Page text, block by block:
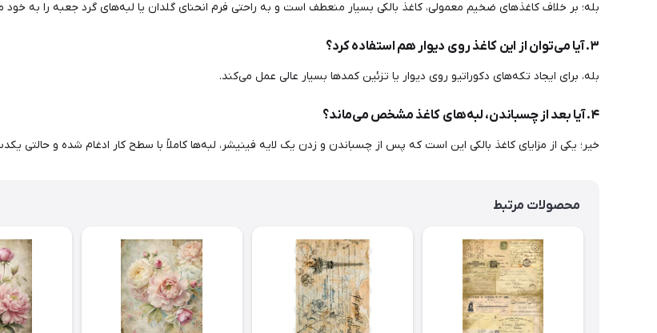
بله؛ بر خلاف کاغذهای ضخیم معمولی، کاغذ بالکی بسیار منعطف است و به راحتی فرم انحنای گلدان یا لبه‌های گرد جعبه را به خود
۳. آیا می‌توان از این کاغذ روی دیوار هم استفاده کرد؟
بله، برای ایجاد تکه‌های دکوراتیو روی دیوار یا تزئین کمدها بسیار عالی عمل می‌کند.
۴. آیا بعد از چسباندن، لبه‌های کاغذ مشخص می‌ماند؟
خیر؛ یکی از مزایای کاغذ بالکی این است که پس از چسباندن و زدن یک لایه فینیشر، لبه‌ها کاملاً با سطح کار ادغام شده و حالتی
محصولات مرتبط